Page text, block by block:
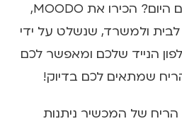
אז מה מצב הריח שלכם היום? הכירו את MOODO,
ולמשרד, שנשלט על ידי
הנייד שלכם ומאפשר לכם
שמתאים לכם בדיוק!
של המכשיר ניתנות